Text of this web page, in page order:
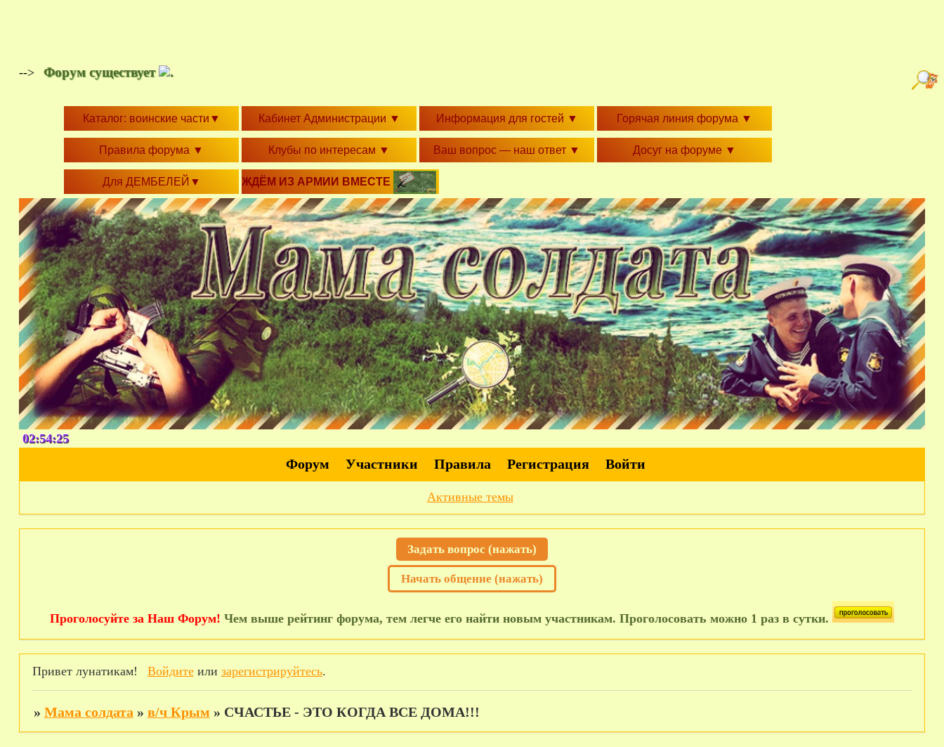
--> Форум существует .
Каталог: воинские части ▼ Кабинет Администрации ▼ Информация для гостей ▼ Горячая линия форума ▼
Правила форума ▼ Клубы по интересам ▼ Ваш вопрос — наш ответ ▼ Досуг на форуме ▼
Для ДЕМБЕЛЕЙ ▼ ЖДЁМ ИЗ АРМИИ ВМЕСТЕ
02:54:26
Форум Участники Правила Регистрация Войти
Активные темы
Задать вопрос (нажать)
Начать общение (нажать)
Проголосуйте за Наш Форум! Чем выше рейтинг форума, тем легче его найти новым участникам. Проголосовать можно 1 раз в сутки.
Привет лунатикам! Войдитеили зарегистрируйтесь.
» Мама солдата » в/ч Крым » СЧАСТЬЕ - ЭТО КОГДА ВСЕ ДОМА!!!